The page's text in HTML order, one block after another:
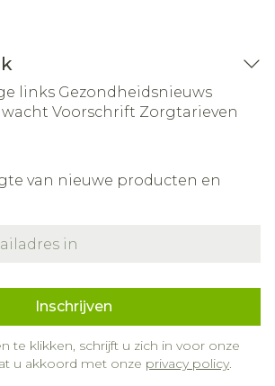
links Gezondheidsnieuws
Voorschrift Zorgtarieven
van nieuwe producten en
Inschrijven
te klikken, schrijft u zich in voor onze
u akkoord met onze privacy policy.